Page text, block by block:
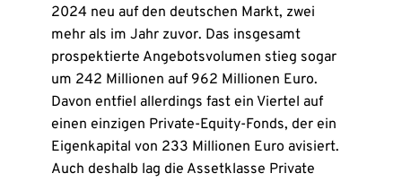
2024 neu auf den deutschen Markt, zwei
mehr als im Jahr zuvor. Das insgesamt
prospektierte Angebotsvolumen stieg sogar
um 242 Millionen auf 962 Millionen Euro.
Davon entfiel allerdings fast ein Viertel auf
einen einzigen Private-Equity-Fonds, der ein
Eigenkapital von 233 Millionen Euro avisiert.
Auch deshalb lag die Assetklasse Private